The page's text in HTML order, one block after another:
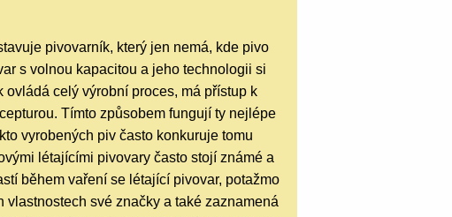
pivovarník, který jen nemá, kde pivo
s volnou kapacitou a jeho technologii si
celý výrobní proces, má přístup k
Tímto způsobem fungují ty nejlépe
vyrobených piv často konkuruje tomu
létajícími pivovary často stojí známé a
během vaření se létající pivovar, potažmo
své značky a také zaznamená